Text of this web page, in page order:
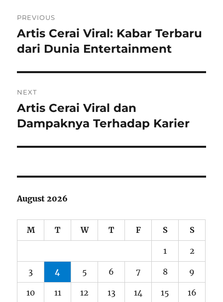
navigation
PREVIOUS
Previous
post:
Artis Cerai Viral: Kabar Terbaru
dari Dunia Entertainment
NEXT
Next
post:
Artis Cerai Viral dan
Dampaknya Terhadap Karier
August 2026
M T W T F S S
1 2
3 4 5 6 7 8 9
10 11 12 13 14 15 16